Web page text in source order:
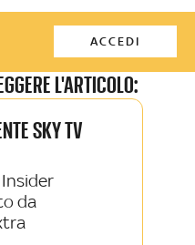
ACCEDI
L'ARTICOLO:
SKY TV
Insider
da